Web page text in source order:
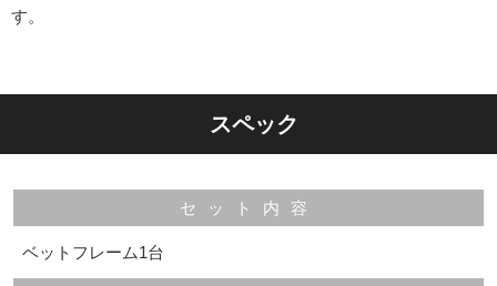
す。
スペック
セット内容
ベットフレーム1台